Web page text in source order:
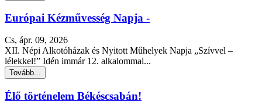
Európai Kézművesség Napja -
Cs, ápr. 09, 2026
XII. Népi Alkotóházak és Nyitott Műhelyek Napja „Szívvel –
lélekkel!” Idén immár 12. alkalommal...
Tovább...
Élő történelem Békéscsabán!